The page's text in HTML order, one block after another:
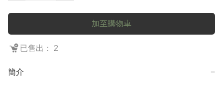
加至購物車
已售出： 2
簡介 −